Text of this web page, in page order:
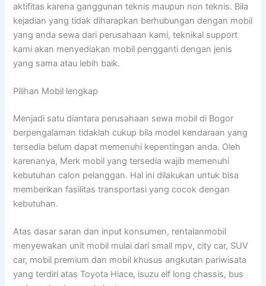
aktifitas karena ganggunan teknis maupun non teknis. Bila
kejadian yang tidak diharapkan berhubungan dengan mobil
yang anda sewa dari perusahaan kami, teknikal support
kami akan menyediakan mobil pengganti dengan jenis
yang sama atau lebih baik.
Pilihan Mobil lengkap
Menjadi satu diantara perusahaan sewa mobil di Bogor
berpengalaman tidaklah cukup bila model kendaraan yang
tersedia belum dapat memenuhi kepentingan anda. Oleh
karenanya, Merk mobil yang tersedia wajib memenuhi
kebutuhan calon pelanggan. Hal ini dilakukan untuk bisa
memberikan fasilitas transportasi yang cocok dengan
kebutuhan.
Atas dasar saran dan input konsumen, rentalanmobil
menyewakan unit mobil mulai dari small mpv, city car, SUV
car, mobil premium dan mobil khusus angkutan pariwisata
yang terdiri atas Toyota Hiace, isuzu elf long chassis, bus